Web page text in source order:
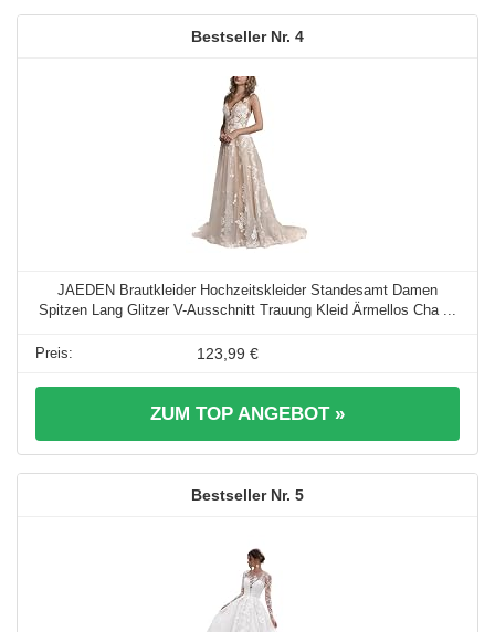
4
JAEDEN Brautkleider Hochzeitskleider Standesamt Damen
Spitzen Lang Glitzer V-Ausschnitt Trauung Kleid Ärmellos Cha ...
123,99 €
ZUM TOP ANGEBOT »
5